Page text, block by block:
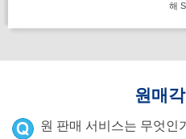
해
원매
원 판매 서비스는 무엇인